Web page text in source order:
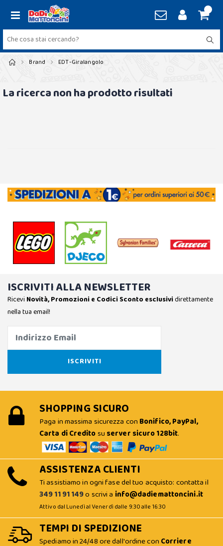
Brand EDT-Giralangolo
La ricerca non ha prodotto risultati
ISCRIVITI ALLA NEWSLETTER
Ricevi Novità, Promozioni e Codici Sconto esclusividirettamente
nella tua email!
SHOPPING SICURO
Paga in massima sicurezza con Bonifico, PayPal,
Carta di Creditosu server sicuro 128bit.
ASSISTENZA CLIENTI
Ti assistiamo in ogni fase del tuo acquisto: contatta il
349 11 91 149o scrivi a info@dadiemattoncini.it
Attivo dal Lunedì al Venerdì dalle 9:30 alle 16:30
TEMPI DI SPEDIZIONE
Spediamo in 24/48 ore dall'ordine con Corriere